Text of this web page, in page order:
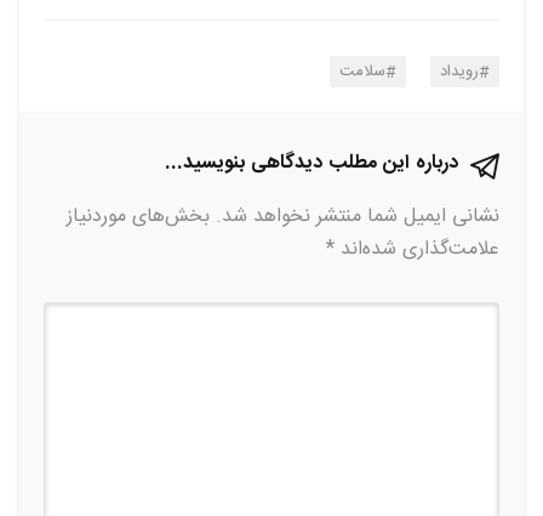
رویداد سلامت
درباره این مطلب دیدگاهی بنویسید...
نشانی ایمیل شما منتشر نخواهد شد. بخش‌های موردنیاز
علامت‌گذاری شده‌اند *